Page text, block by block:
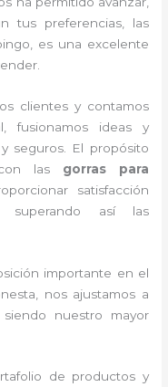
tus preferencias, las
es una excelente
clientes y contamos
fusionamos ideas y
seguros. El propósito
las gorras para
satisfacción
superando así las
importante en el
nos ajustamos a
nuestro mayor
de productos y